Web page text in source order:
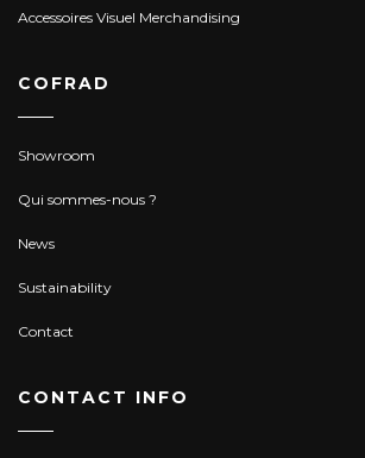
Accessoires Visuel Merchandising
COFRAD
Showroom
Qui sommes-nous ?
News
Sustainability
Contact
CONTACT INFO